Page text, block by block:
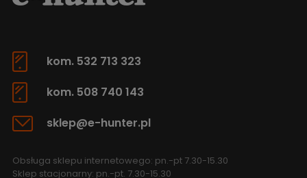
kom. 532 713 323
kom. 508 740 143
sklep@e-hunter.pl
Obsługa sklepu internetowego: pn.-pt 7.30-15.30
Sklep stacjonarny: pn.-pt. 7.30-15.30